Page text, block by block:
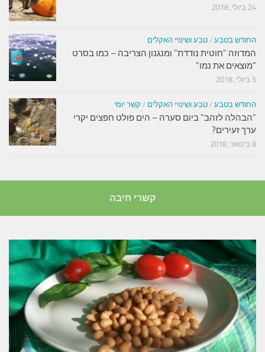
24 ביולי, 2018
החודש בטבע / טבע ושינויי האקלים
המדוזה "חוטית נודדת" ומנגנון הצריבה – כמו בסרט
"מוצאים את נמו"
5 ביולי, 2018
החודש בטבע / טבע ושינויי האקלים / קשר יומי
"הבהלה לזהב" ביום סערה – הים פולט חפצים יקרי
ערך זעירים?
8 בינואר, 2018
קשרי חיבה